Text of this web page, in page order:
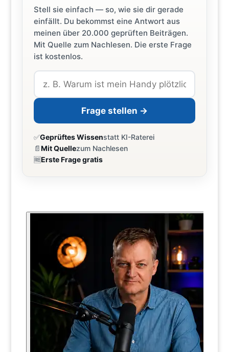
Stell sie einfach — so, wie sie dir gerade
einfällt. Du bekommst eine Antwort aus
meinen über 20.000 geprüften Beiträgen.
Mit Quelle zum Nachlesen. Die erste Frage
ist kostenlos.
Frage stellen →
✅Geprüftes Wissenstatt KI-Raterei
📄Mit Quellezum Nachlesen
🆓Erste Frage gratis